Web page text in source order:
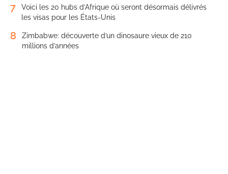
7
Voici les 20 hubs d’Afrique où seront désormais délivrés
les visas pour les États-Unis
8
Zimbabwe: découverte d’un dinosaure vieux de 210
millions d’années